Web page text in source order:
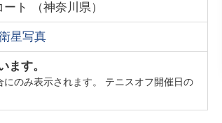
ト （神奈川県）
星写真
ます。
にのみ表示されます。 テニスオフ開催日の